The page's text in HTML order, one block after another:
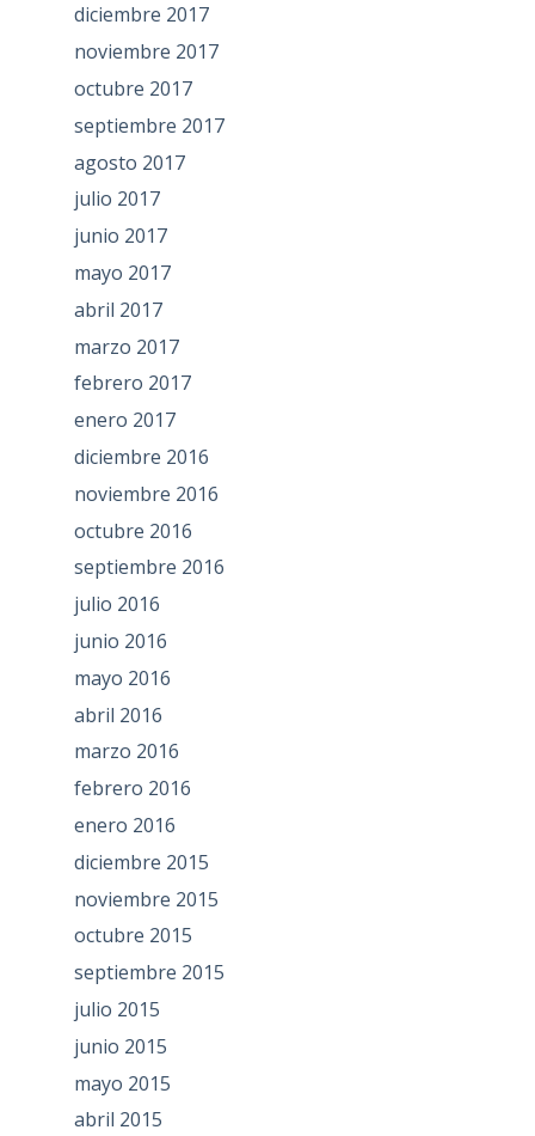
diciembre 2017
noviembre 2017
octubre 2017
septiembre 2017
agosto 2017
julio 2017
junio 2017
mayo 2017
abril 2017
marzo 2017
febrero 2017
enero 2017
diciembre 2016
noviembre 2016
octubre 2016
septiembre 2016
julio 2016
junio 2016
mayo 2016
abril 2016
marzo 2016
febrero 2016
enero 2016
diciembre 2015
noviembre 2015
octubre 2015
septiembre 2015
julio 2015
junio 2015
mayo 2015
abril 2015